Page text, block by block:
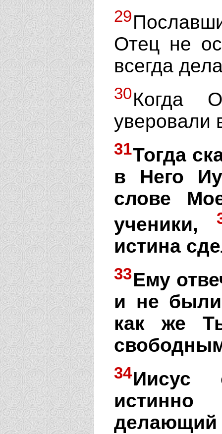
29
Отец не
всегда
30Когда
уверовали
31Тогда
в Него
слове
ученики,
истина
33Ему
и не были
как же
34Иисус
делающий